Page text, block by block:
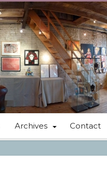
Archives Contact